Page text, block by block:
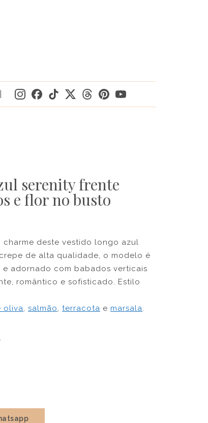
serenity frente
e flor no busto
charme deste vestido longo azul
de alta qualidade, o modelo é
adornado com babados verticais
romântico e sofisticado. Estilo
oliva, salmão, terracota e marsala.